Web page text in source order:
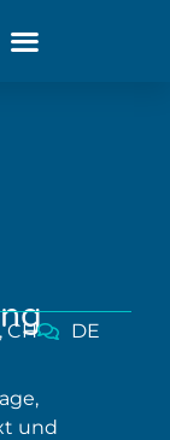
CH
DE
und